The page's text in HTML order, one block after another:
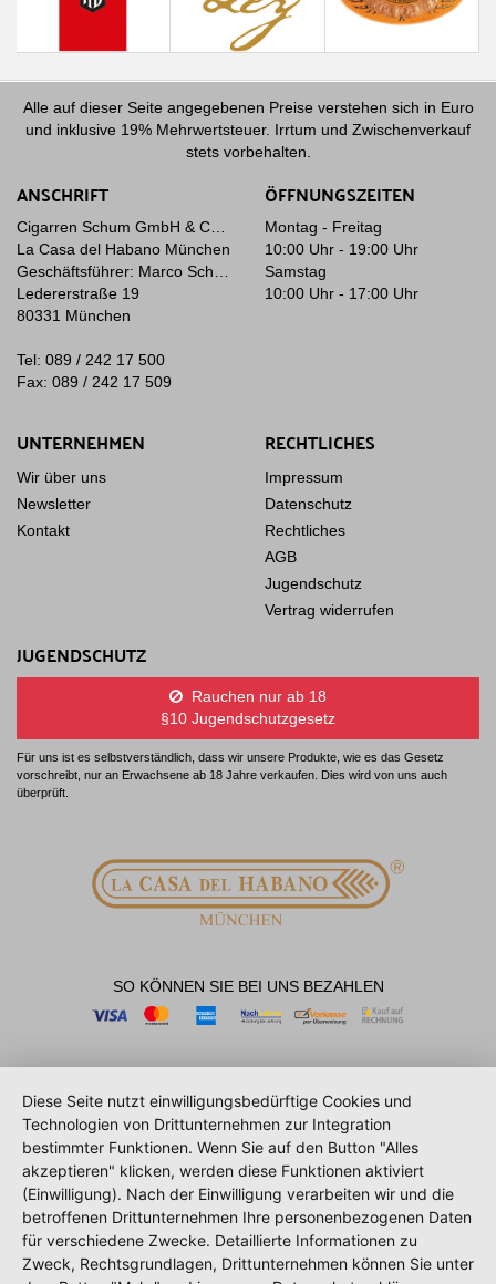
Alle auf dieser Seite angegebenen Preise verstehen sich in Euro
und inklusive 19% Mehrwertsteuer. Irrtum und Zwischenverkauf
stets vorbehalten.
ANSCHRIFT
Cigarren Schum GmbH & Co. KG
La Casa del Habano München
Geschäftsführer: Marco Schum
Ledererstraße 19
80331 München
Tel: 089 / 242 17 500
Fax: 089 / 242 17 509
ÖFFNUNGSZEITEN
Montag - Freitag
10:00 Uhr - 19:00 Uhr
Samstag
10:00 Uhr - 17:00 Uhr
UNTERNEHMEN
Wir über uns
Newsletter
Kontakt
RECHTLICHES
Impressum
Datenschutz
Rechtliches
AGB
Jugendschutz
Vertrag widerrufen
JUGENDSCHUTZ
Rauchen nur ab 18
§10 Jugendschutzgesetz
Für uns ist es selbstverständlich, dass wir unsere Produkte, wie es das Gesetz
vorschreibt, nur an Erwachsene ab 18 Jahre verkaufen. Dies wird von uns auch
überprüft.
SO KÖNNEN SIE BEI UNS BEZAHLEN
Diese Seite nutzt einwilligungsbedürftige Cookies und
Technologien von Drittunternehmen zur Integration
bestimmter Funktionen. Wenn Sie auf den Button "Alles
akzeptieren" klicken, werden diese Funktionen aktiviert
(Einwilligung). Nach der Einwilligung verarbeiten wir und die
betroffenen Drittunternehmen Ihre personenbezogenen Daten
für verschiedene Zwecke. Detaillierte Informationen zu
Zweck, Rechtsgrundlagen, Drittunternehmen können Sie unter